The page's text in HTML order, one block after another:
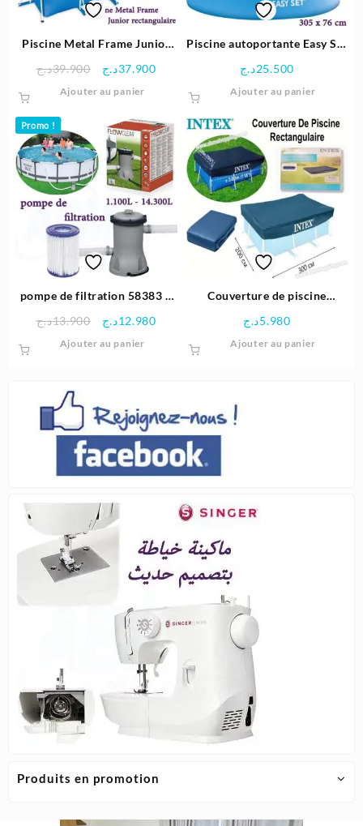
Produits en promotion
Piscine Metal Frame Junior
– INTEX
39.900د.ج
Le
était :
39.900د.ج.
37.900د.ج
Le
est :
37.900د.ج.
Ajouter au panier
Piscine autoportante Easy Set
25.500د.ج
Ajouter au panier
Promo !
pompe de filtration 58383 –
13.900د.ج
Le
12.980د.ج
Le
Ajouter au panier
Couverture de piscine
Intex
5.980د.ج
Ajouter au panier